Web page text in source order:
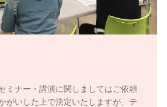
ミナー・講演に関しましてはご依頼
がいした上で決定いたしますが、テ